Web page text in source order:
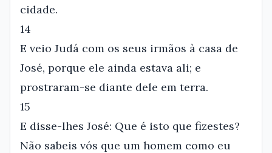
cidade.
14
E veio Judá com os seus irmãos à casa de
José, porque ele ainda estava ali; e
prostraram-se diante dele em terra.
15
E disse-lhes José: Que é isto que fizestes?
Não sabeis vós que um homem como eu